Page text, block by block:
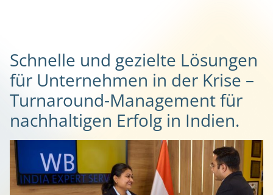
Schnelle und gezielte Lösungen
für Unternehmen in der Krise –
Turnaround-Management für
nachhaltigen Erfolg in Indien.